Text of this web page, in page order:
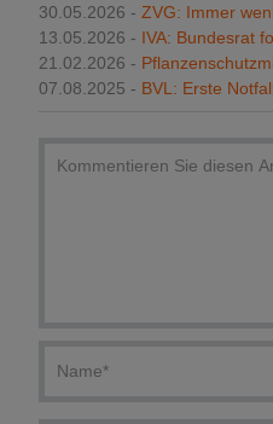
30.05.2026 - ZVG: Immer
13.05.2026 - IVA: Bundesrat
21.02.2026 -
07.08.2025 - BVL: Erste